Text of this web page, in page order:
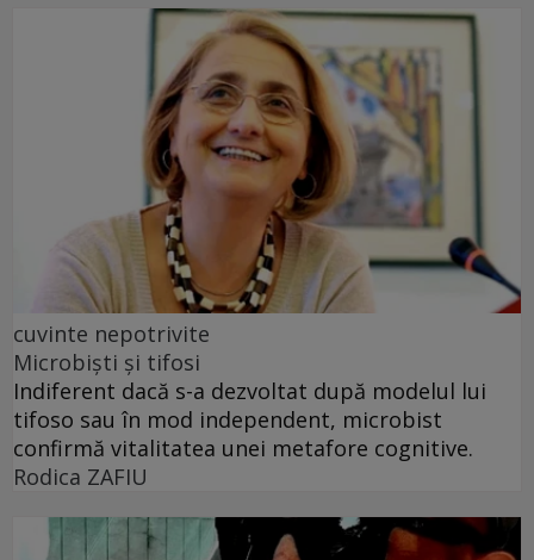
cuvinte nepotrivite
Microbiști și tifosi
Indiferent dacă s-a dezvoltat după modelul lui
tifoso sau în mod independent, microbist
confirmă vitalitatea unei metafore cognitive.
Rodica ZAFIU